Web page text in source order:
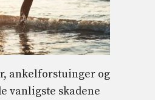
ankelforstuinger og
vanligste skadene